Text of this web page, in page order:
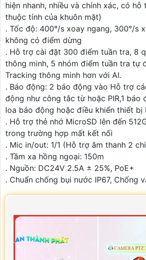
hiện nhanh, nhiều và chính xác, có
thuộc tính của khuôn mặt)
. Tốc độ: 400°/s xoay ngang, 300°/s
không có điểm dừng
. Hỗ trợ cài đặt 300 điểm tuần tra, 8
thông minh, 5 nhóm điểm tuần tra tự
Tracking thông minh hơn với AI.
. Báo động: 2 báo động vào Hỗ trợ
động như công tắc từ hoặc PIR,1 báo
loa báo động hoặc điều khiển thiết bị
. Hỗ trợ thẻ nhớ MicroSD lên đến
trong trường hợp mất kết nối
. Mic in/out: 1/1 (Hỗ trợ âm thanh 2
. Tầm xa hồng ngoại: 150m
. Nguồn: DC24V 2.5A ± 25%, PoE+
. Chuẩn chống bụi nước IP67, Chống